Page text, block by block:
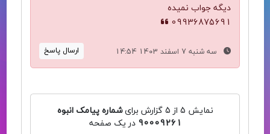
دیگه جواب نمیده
09936875691
سه شنبه 7 اسفند 1403 14:54 ارسال پاسخ
نمایش 5 از 5 گزارش برای
شماره پیامک انبوه
90009261 در یک صفحه